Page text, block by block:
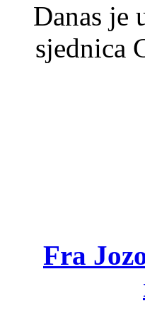
Danas je
sjednica
Fra